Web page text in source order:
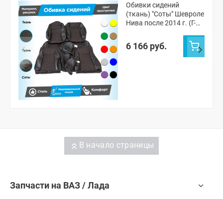
Обивки сидений
(ткань) "Соты" Шевроле
Нива после 2014 г. (Г-
подголовники)
6 166 руб.
В начало страницы
Запчасти на ВАЗ / Лада